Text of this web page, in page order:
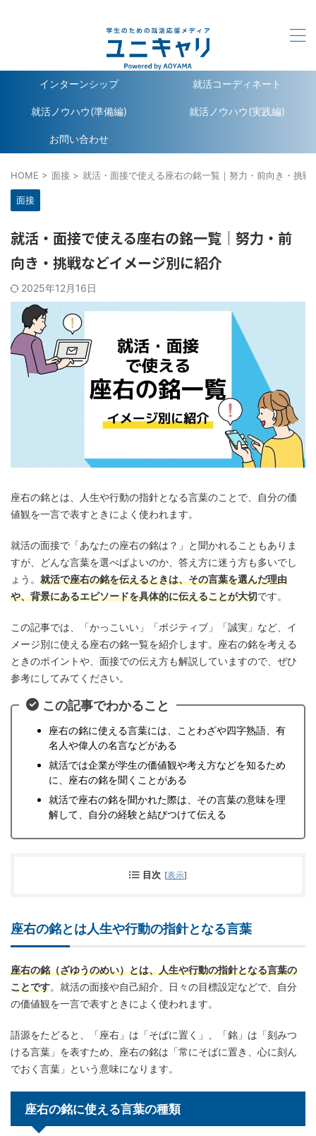
インターンシップ 就活コーディネート
就活ノウハウ(準備編) 就活ノウハウ(実践編)
お問い合わせ
HOME > 面接 > 就活・面接で使える座右の銘一覧｜努力・前向き・挑戦
面接
就活・面接で使える座右の銘一覧｜努力・前
向き・挑戦などイメージ別に紹介
2025年12月16日
座右の銘とは、人生や行動の指針となる言葉のことで、自分の価
値観を一言で表すときによく使われます。
就活の面接で「あなたの座右の銘は？」と聞かれることもありま
すが、どんな言葉を選べばよいのか、答え方に迷う方も多いでし
ょう。 就活で座右の銘を伝えるときは、その言葉を選んだ理由
や、背景にあるエピソードを具体的に伝えることが大切です。
この記事では、「かっこいい」「ポジティブ」「誠実」など、イ
メージ別に使える座右の銘一覧を紹介します。座右の銘を考える
ときのポイントや、面接での伝え方も解説していますので、ぜひ
参考にしてみてください。
この記事でわかること
座右の銘に使える言葉には、ことわざや四字熟語、有
名人や偉人の名言などがある
就活では企業が学生の価値観や考え方などを知るため
に、座右の銘を聞くことがある
就活で座右の銘を聞かれた際は、その言葉の意味を理
解して、自分の経験と結びつけて伝える
目次 [表示]
座右の銘とは人生や行動の指針となる言葉
座右の銘（ざゆうのめい）とは、人生や行動の指針となる言葉の
ことです。就活の面接や自己紹介、日々の目標設定などで、自分
の価値観を一言で表すときによく使われます。
語源をたどると、「座右」は「そばに置く」、「銘」は「刻みつ
ける言葉」を表すため、座右の銘は「常にそばに置き、心に刻ん
でおく言葉」という意味になります。
座右の銘に使える言葉の種類